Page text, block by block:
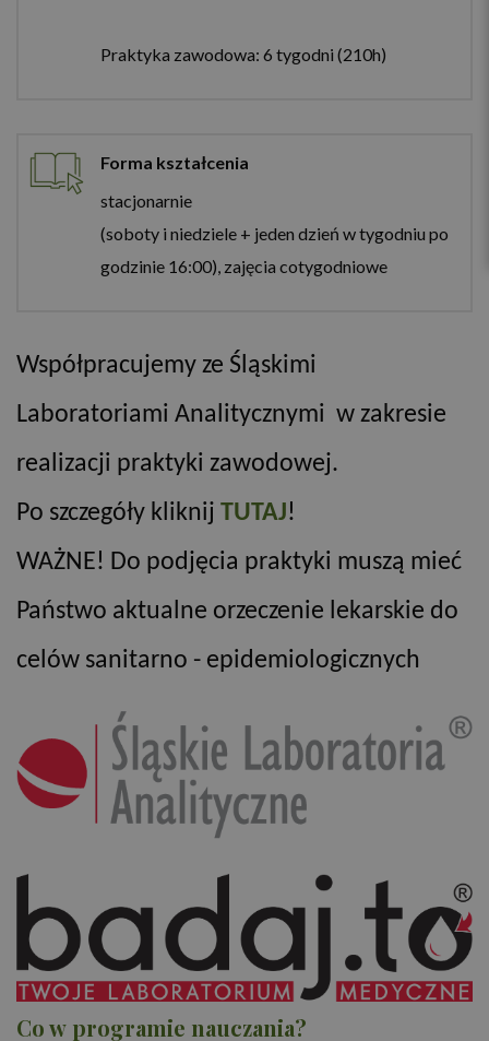
Praktyka zawodowa: 6 tygodni (210h)
Forma kształcenia
stacjonarnie
(soboty i niedziele + jeden dzień w tygodniu po
godzinie 16:00), zajęcia cotygodniowe
Współpracujemy ze Śląskimi
Laboratoriami Analitycznymi w zakresie
realizacji praktyki zawodowej.
Po szczegóły kliknij TUTAJ!
WAŻNE! Do podjęcia praktyki muszą mieć
Państwo aktualne orzeczenie lekarskie do
celów sanitarno - epidemiologicznych
Co w programie nauczania?